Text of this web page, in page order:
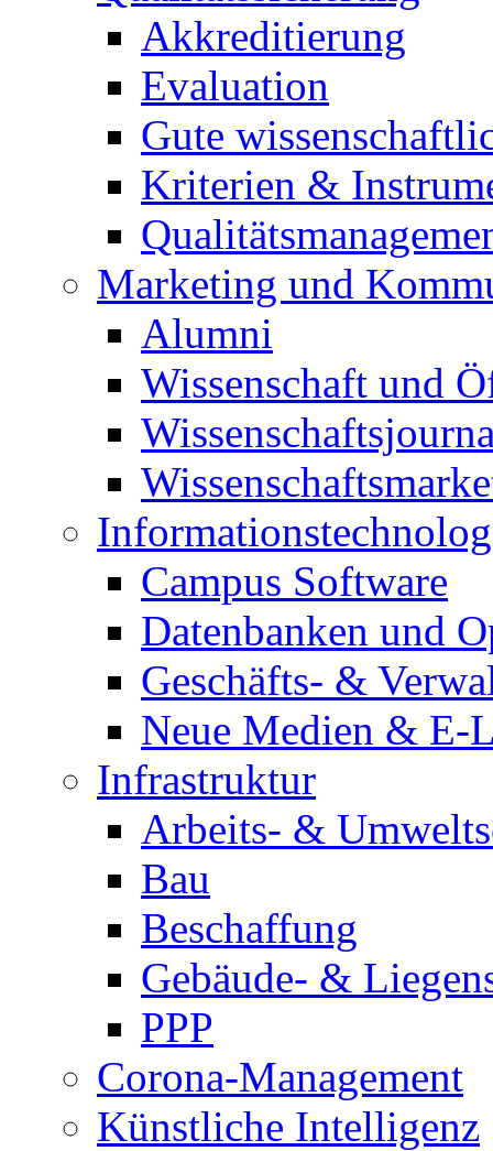
Akkreditierung
Evaluation
Gute
Kriterien &
Marketing und
Alumni
Wissenschaft und
Campus Software
Datenbanken und
Geschäfts- &
Neue Medien & E-
Infrastruktur
Arbeits- &
Bau
Beschaffung
Gebäude- &
PPP
Corona-Management
Künstliche Intelligenz